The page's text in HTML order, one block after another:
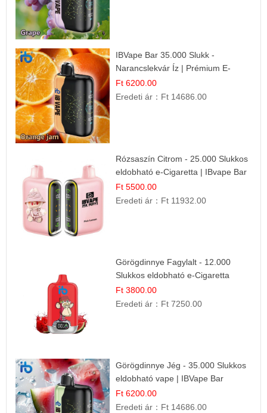
IBVape Bar 35.000 Slukk -
Narancslekvár Íz | Prémium E-
cigaretta
Ft 6200.00
Eredeti ár： Ft 14686.00
Rózsaszín Citrom - 25.000 Slukkos
eldobható e-Cigaretta | IBvape Bar
Ft 5500.00
Eredeti ár： Ft 11932.00
Görögdinnye Fagylalt - 12.000
Slukkos eldobható e-Cigaretta
Ft 3800.00
Eredeti ár： Ft 7250.00
Görögdinnye Jég - 35.000 Slukkos
eldobható vape | IBVape Bar
Frissítő Nyári Íz
Ft 6200.00
Eredeti ár： Ft 14686.00